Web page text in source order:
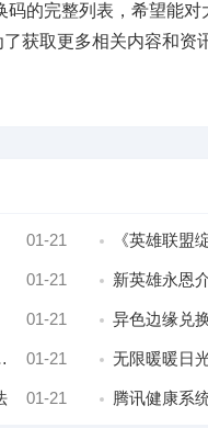
的完整列表，希望能
获取更多相关内容和
01-21 《英雄联盟
01-21 新英雄永恩
01-21 异色边缘兑
如止水通关攻略 01-21 无限暖暖日
01-21 腾讯健康系